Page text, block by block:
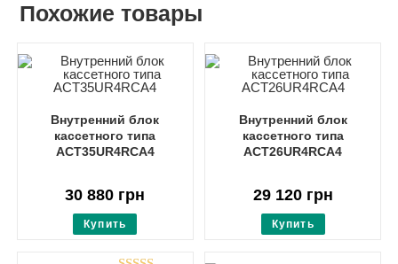
Похожие товары
Внутренний блок
кассетного типа
ACT35UR4RCA4
30 880 грн
Купить
Внутренний блок
кассетного типа
ACT26UR4RCA4
29 120грн
Купить